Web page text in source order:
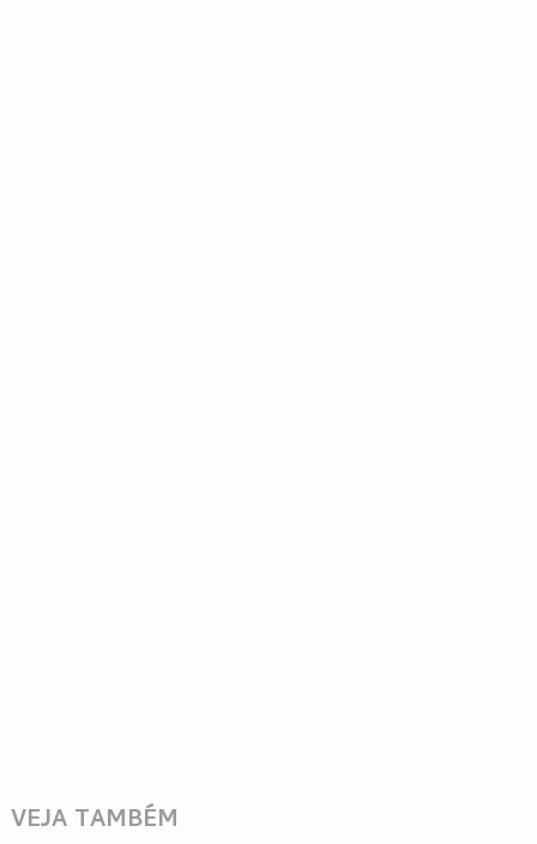
VEJA TAMBÉM